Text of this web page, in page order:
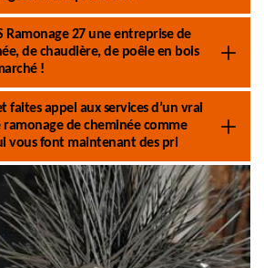
Ramonage 27 une entreprise de
de chaudière, de poêle en bois
!
faites appel aux services d’un vrai
ramonage de cheminée comme
vous font maintenant des pri